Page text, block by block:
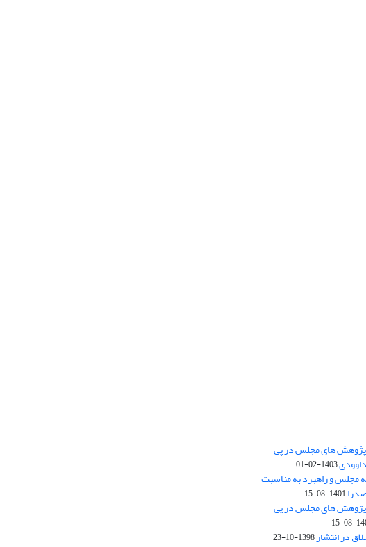
پژوهش های مجلس در پی
1403-02-01
مجلس و راهبرد به مناسبت
1401-08-15
پژوهش های مجلس در پی
در انتشار1398-10-23